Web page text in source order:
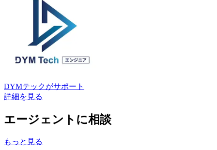
DYMテックがサポート
詳細を見る
エージェントに相談
もっと見る